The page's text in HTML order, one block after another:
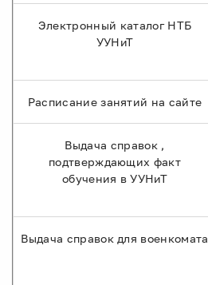
Электронный каталог НТБ
УУНиТ
Расписание занятий на сайте
Выдача справок ,
подтверждающих факт
обучения в УУНиТ
Выдача справок для военкомата